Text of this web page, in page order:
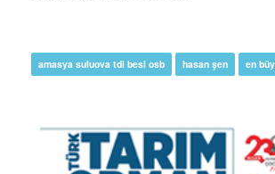
amasya suluova tdi besi osb hasan şen en